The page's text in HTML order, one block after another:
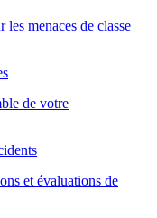
les menaces de classe
de votre
et évaluations de